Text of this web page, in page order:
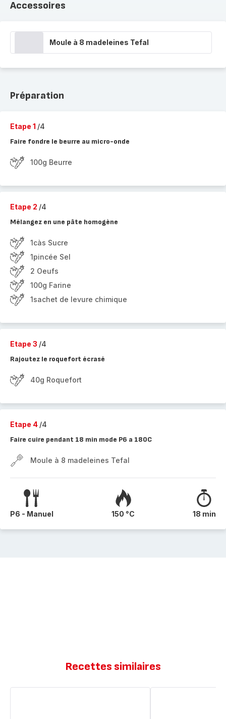
Accessoires
Moule à 8 madeleines Tefal
Préparation
Etape 1 /4
Faire fondre le beurre au micro-onde
100g Beurre
Etape 2 /4
Mélangez en une pâte homogène
1càs Sucre
1pincée Sel
2 Oeufs
100g Farine
1sachet de levure chimique
Etape 3 /4
Rajoutez le roquefort écrasé
40g Roquefort
Etape 4 /4
Faire cuire pendant 18 min mode P6 a 180C
Moule à 8 madeleines Tefal
P6 - Manuel 150 °C 18 min
Recettes similaires